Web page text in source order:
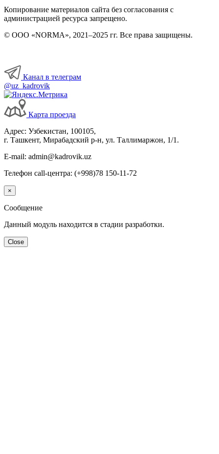
Копирование материалов сайта без согласования с
администрацией ресурса запрещено.
© ООО «NORMA», 2021–2025 гг. Все права защищены.
Канал в телеграм
@uz_kadrovik
Карта проезда
Адрес: Узбекистан, 100105,
г. Ташкент, Мирабадский р-н, ул. Таллимаржон, 1/1.
E-mail: admin@kadrovik.uz
Телефон call-центра: (+998)78 150-11-72
×
Сообщение
Данный модуль находится в стадии разработки.
Close